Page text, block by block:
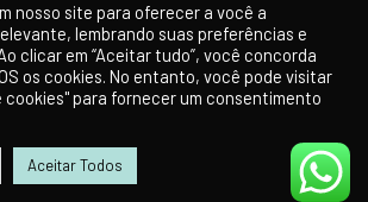
Redes Socias
nosso site para oferecer a você a
lembrando suas preferências e
clicar em “Aceitar tudo”, você concorda
os cookies. No entanto, você pode visitar
cookies" para fornecer um consentimento
Aceitar Todos